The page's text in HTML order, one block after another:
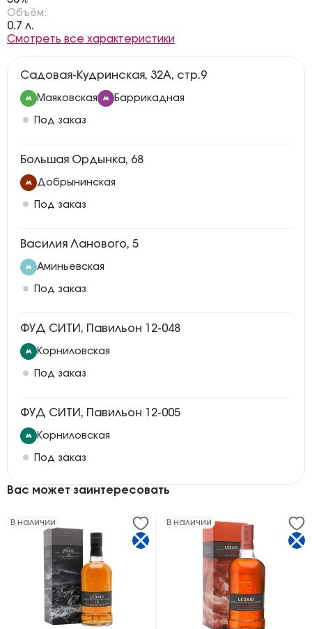
Объём:
0.7 л.
Смотреть все характеристики
Садовая-Кудринская, 32А, стр.9
Маяковская Баррикадная
Под заказ
Большая Ордынка, 68
Добрынинская
Под заказ
Василия Ланового, 5
Аминьевская
Под заказ
ФУД СИТИ, Павильон 12-048
Корниловская
Под заказ
ФУД СИТИ, Павильон 12-005
Корниловская
Под заказ
Вас может заинтересовать
В наличии В наличии